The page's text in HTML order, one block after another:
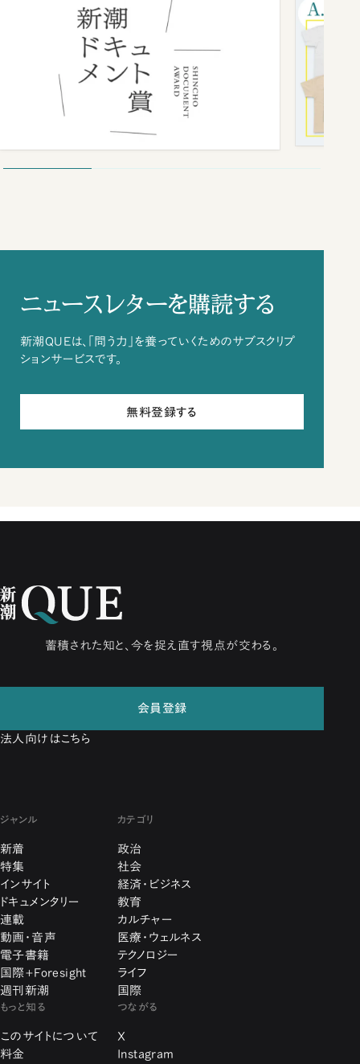
ニュースレターを購読する
新潮QUEは、「問う力」を養っていくためのサブスクリプ
ションサービスです。
無料登録する
蓄積された知と、今を捉え直す視点が交わる。
会員登録
法人向けはこちら
ジャンル
新着
特集
インサイト
ドキュメンタリー
連載
動画・音声
電子書籍
国際+Foresight
週刊新潮
カテゴリ
政治
社会
経済・ビジネス
教育
カルチャー
医療・ウェルネス
テクノロジー
ライフ
国際
もっと知る
このサイトについて
料金
つながる
X
Instagram